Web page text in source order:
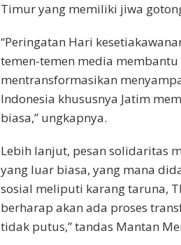
Timur yang memiliki jiwa
“Peringatan Hari
temen-temen media
mentransformasikan
Indonesia khususnya Jatim
biasa,” ungkapnya.
Lebih lanjut, pesan solidaritas
yang luar biasa, yang mana
sosial meliputi karang taruna,
berharap akan ada proses
tidak putus,” tandas Mantan